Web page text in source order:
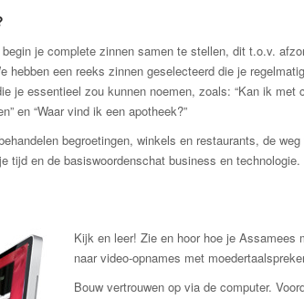
je complete zinnen samen te stellen, dit t.o.v.
hebben een reeks zinnen geselecteerd die je
je essentieel zou kunnen noemen, zoals: “Kan ik met
en “Waar vind ik een apotheek?”
begroetingen, winkels en restaurants, de
tijd en de basiswoordenschat business en technologie.
Kijk en leer! Zie en hoor hoe je Assamees
naar video-opnames met
Bouw vertrouwen op via de computer.